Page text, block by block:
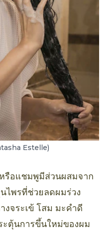
Estelle)
รือแชมพูมีส่วนผสมจาก
ไพรที่ช่วยลดผมร่วง
งจระเข้ โสม มะคำดี
ะตุ้นการขึ้นใหม่ของผม